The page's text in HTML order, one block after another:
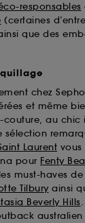
responsables
(certaines
que des
chez
et même
au chic
sélection
Laurent vous
pour Fenty
must-haves
Tilbury ainsi
Beverly Hills